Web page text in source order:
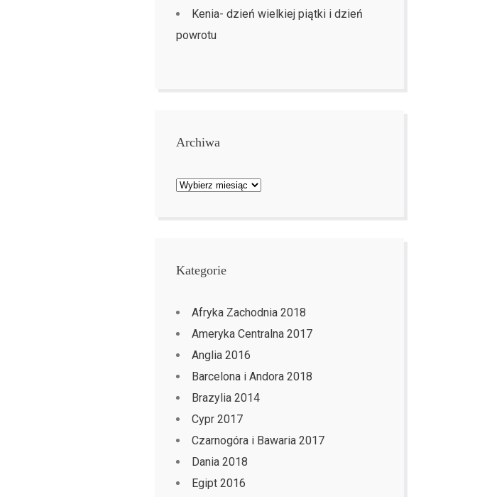
Kenia- dzień wielkiej piątki i dzień
powrotu
Archiwa
Archiwa
Kategorie
Afryka Zachodnia 2018
Ameryka Centralna 2017
Anglia 2016
Barcelona i Andora 2018
Brazylia 2014
Cypr 2017
Czarnogóra i Bawaria 2017
Dania 2018
Egipt 2016